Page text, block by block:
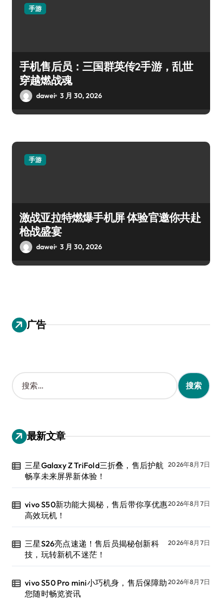
手游
手机售后员：三国群英传2手游，乱世
穿越燃战魂
dawei 3 月 30, 2026
手游
激战亚拉特燃爆手机屏 体验官邀你共赴
枪战盛宴
dawei 3 月 30, 2026
广告
搜
索
：
最新文章
三星Galaxy Z TriFold三折叠，售后护航
畅享未来屏界新体验！
2026年8月7日
vivo S50新功能大揭秘，售后带你享优惠
高效玩机！
2026年8月7日
三星S26亮点速递！售后员揭秘创新科
技，玩转新机不迷茫！
2026年8月7日
vivo S50 Pro mini小巧机身，售后保障助
您随时畅览资讯
2026年8月7日